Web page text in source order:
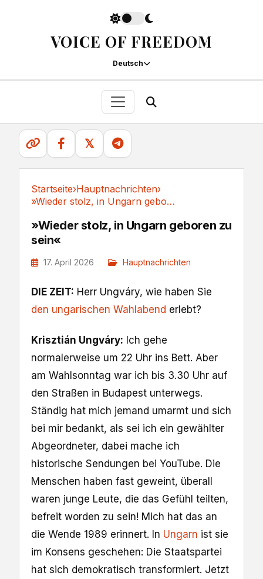
VOICE OF FREEDOM
Deutsch
𝕏
Startseite›Hauptnachrichten›
»Wieder stolz, in Ungarn geboren zu sein«
»Wieder stolz, in Ungarn geboren zu
sein«
17. April 2026 Hauptnachrichten
DIE ZEIT: Herr Ungváry, wie haben Sie
den ungarischen Wahlabend erlebt?
Krisztián Ungváry: Ich gehe
normalerweise um 22 Uhr ins Bett. Aber
am Wahlsonntag war ich bis 3.30 Uhr auf
den Straßen in Budapest unterwegs.
Ständig hat mich jemand umarmt und sich
bei mir bedankt, als sei ich ein gewählter
Abgeordneter, dabei mache ich
historische Sendungen bei YouTube. Die
Menschen haben fast geweint, überall
waren junge Leute, die das Gefühl teilten,
befreit worden zu sein! Mich hat das an
die Wende 1989 erinnert. In Ungarn ist sie
im Konsens geschehen: Die Staatspartei
hat sich demokratisch transformiert. Jetzt